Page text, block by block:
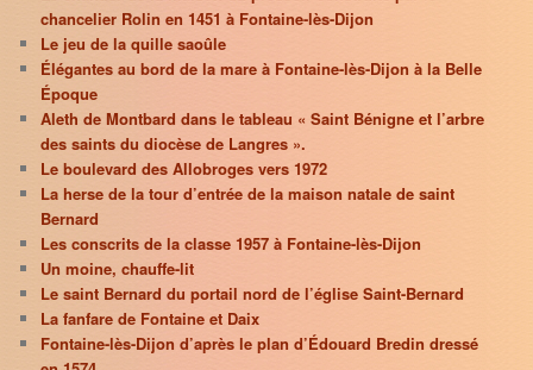
chancelier Rolin en 1451 à Fontaine-lès-Dijon
Le jeu de la quille saoûle
Élégantes au bord de la mare à Fontaine-lès-Dijon à la Belle
Époque
Aleth de Montbard dans le tableau « Saint Bénigne et l’arbre
des saints du diocèse de Langres ».
Le boulevard des Allobroges vers 1972
La herse de la tour d’entrée de la maison natale de saint
Bernard
Les conscrits de la classe 1957 à Fontaine-lès-Dijon
Un moine, chauffe-lit
Le saint Bernard du portail nord de l’église Saint-Bernard
La fanfare de Fontaine et Daix
Fontaine-lès-Dijon d’après le plan d’Édouard Bredin dressé